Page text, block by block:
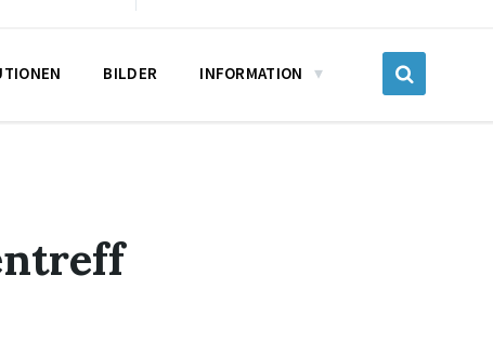
BILDER INFORMATION